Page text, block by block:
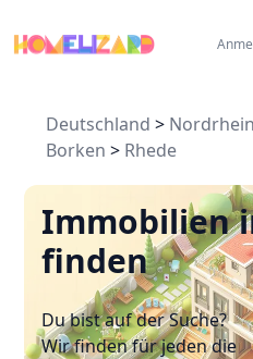
Deutschland >
Borken > Rhede
Immobilien
finden
Du bist auf der Suche?
Wir finden für jeden die